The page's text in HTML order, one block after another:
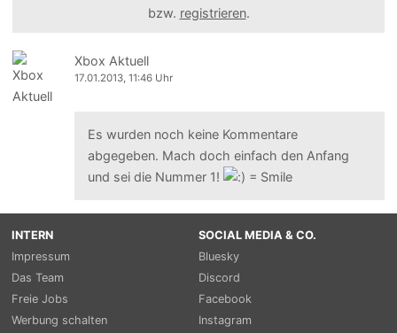
bzw. registrieren.
Xbox Aktuell
17.01.2013, 11:46 Uhr
Es wurden noch keine Kommentare
abgegeben. Mach doch einfach den Anfang
und sei die Nummer 1!
INTERN
Impressum
Das Team
Freie Jobs
Werbung schalten
SOCIAL MEDIA & CO.
Bluesky
Discord
Facebook
Instagram